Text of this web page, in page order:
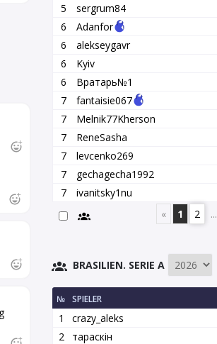
5
sergrum84
6
Adanfor
6
alekseygavr
6
Kyiv
6
Вратарь№1
7
fantaisie067
7
Melnik77Kherson
7
ReneSasha
7
levcenko269
7
gechagecha1992
7
ivanitsky1nu
«
1 2 ...
BRASILIEN. SERIE A
№ SPIELER
1 crazy_aleks
2
тараскін